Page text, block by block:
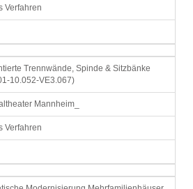
Verfahren
Trennwände, Spinde & Sitzbänke
10.052-VE3.067)
Mannheim_
Verfahren